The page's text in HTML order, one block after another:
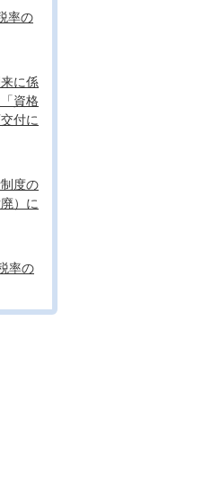
率の
に係
資格
付に
度の
）に
率の